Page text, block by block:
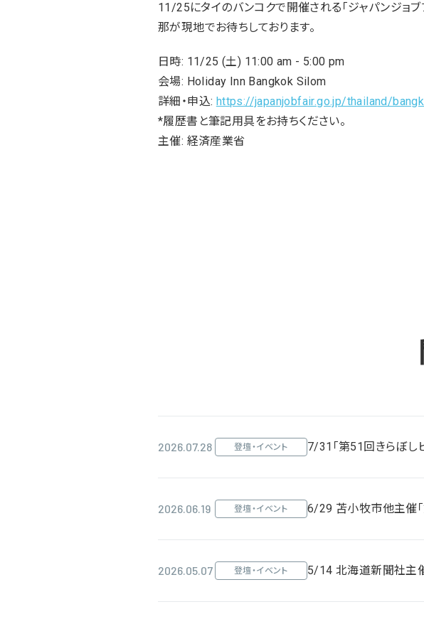
11/25にタイのバンコクで開催される「ジャパンジョ
那が現地でお待ちしております。
日時: 11/25 (土) 11:00 am - 5:00 pm
会場: Holiday Inn Bangkok Silom
詳細・申込: https://japanjobfair.go.jp/thailand/
*履歴書と筆記用具をお持ちください。
主催: 経済産業省
2026.07.28 登壇・イベント 7/31「第51回きらぼし
2026.06.19 登壇・イベント 6/29 苫小牧市他主催
2026.05.07 登壇・イベント 5/14 北海道新聞社主